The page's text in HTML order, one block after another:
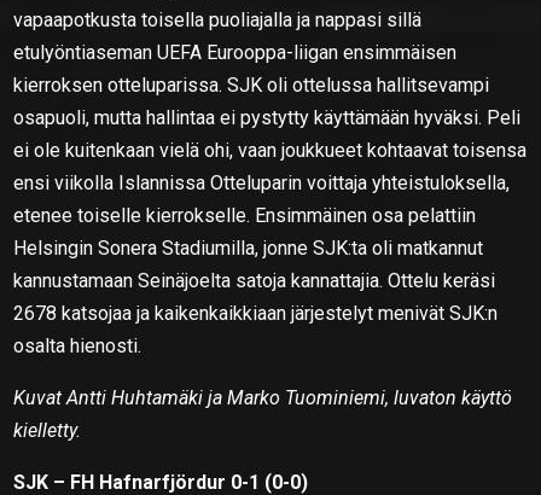
vapaapotkusta toisella puoliajalla ja nappasi sillä
etulyöntiaseman UEFA Eurooppa-liigan ensimmäisen
kierroksen otteluparissa. SJK oli ottelussa hallitsevampi
osapuoli, mutta hallintaa ei pystytty käyttämään hyväksi. Peli
ei ole kuitenkaan vielä ohi, vaan joukkueet kohtaavat toisensa
ensi viikolla Islannissa Otteluparin voittaja yhteistuloksella,
etenee toiselle kierrokselle. Ensimmäinen osa pelattiin
Helsingin Sonera Stadiumilla, jonne SJK:ta oli matkannut
kannustamaan Seinäjoelta satoja kannattajia. Ottelu keräsi
2678 katsojaa ja kaikenkaikkiaan järjestelyt menivät SJK:n
osalta hienosti.
Kuvat Antti Huhtamäki ja Marko Tuominiemi, luvaton käyttö
kielletty.
SJK – FH Hafnarfjördur 0-1 (0-0)